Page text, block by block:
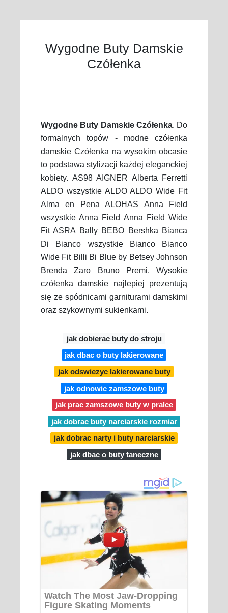
Wygodne Buty Damskie
Czółenka
Wygodne Buty Damskie Czółenka. Do
formalnych topów - modne czółenka
damskie Czółenka na wysokim obcasie
to podstawa stylizacji każdej eleganckiej
kobiety. AS98 AIGNER Alberta Ferretti
ALDO wszystkie ALDO ALDO Wide Fit
Alma en Pena ALOHAS Anna Field
wszystkie Anna Field Anna Field Wide
Fit ASRA Bally BEBO Bershka Bianca
Di Bianco wszystkie Bianco Bianco
Wide Fit Billi Bi Blue by Betsey Johnson
Brenda Zaro Bruno Premi. Wysokie
czółenka damskie najlepiej prezentują
się ze spódnicami garniturami damskimi
oraz szykownymi sukienkami.
jak dobierac buty do stroju
jak dbac o buty lakierowane
jak odswiezyc lakierowane buty
jak odnowic zamszowe buty
jak prac zamszowe buty w pralce
jak dobrac buty narciarskie rozmiar
jak dobrac narty i buty narciarskie
jak dbac o buty taneczne